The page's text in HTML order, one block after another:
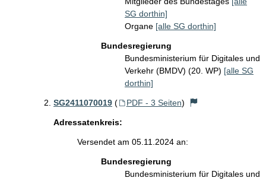
SG dorthin]
Organe [alle SG dorthin]
Bundesregierung
Bundesministerium für Digitales und
Verkehr (BMDV) (20. WP) [alle SG
dorthin]
SG2411070019 ( PDF - 3 Seiten)
Adressatenkreis:
Versendet am 05.11.2024 an:
Bundesregierung
Bundesministerium für Digitales und